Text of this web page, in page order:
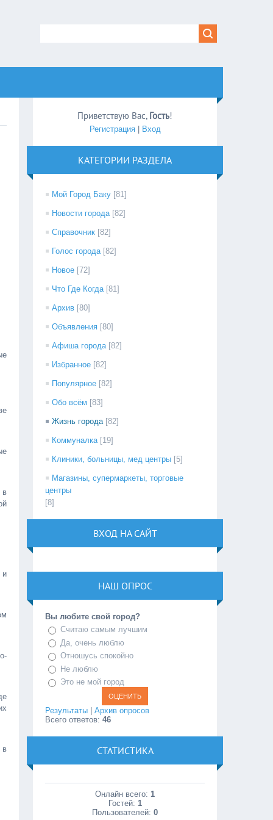
в
и
в
Приветствую Вас, Гость!
Регистрация| Вход
КАТЕГОРИИ РАЗДЕЛА
Мой Город Баку [81]
Новости города [82]
Справочник [82]
Голос города [82]
Новое [72]
Что Где Когда [81]
Архив [80]
Объявления [80]
Афиша города [82]
Избранное [82]
Популярное [82]
Обо всём [83]
Жизнь города [82]
Коммуналка [19]
Клиники, больницы, мед центры [5]
Магазины, супермаркеты, торговые
центры
[8]
ВХОД НА САЙТ
НАШ ОПРОС
Вы любите свой город?
Считаю самым лучшим
Да, очень люблю
Отношусь спокойно
Не люблю
Это не мой город
Результаты |Архив опросов
Всего ответов:46
СТАТИСТИКА
Онлайн всего: 1
Гостей: 1
Пользователей:0